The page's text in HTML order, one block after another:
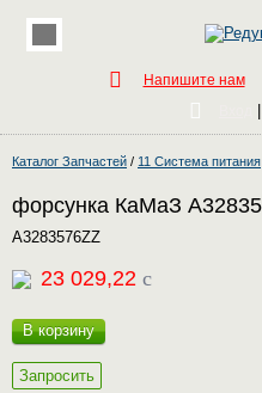
Напишите нам
Каталог Запчастей / 11 Система питания
форсунка КаМаЗ
A3283576ZZ
23 029,22 c
В корзину
Запросить